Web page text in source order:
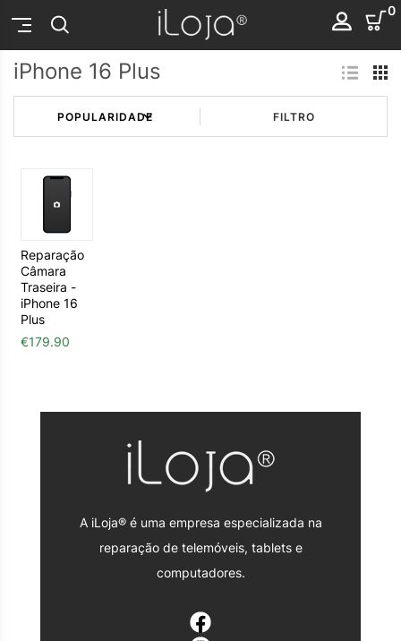
0
iPhone 16 Plus
FILTRO
Reparação
Câmara
Traseira -
iPhone 16
Plus
€179.90
A iLoja® é uma empresa especializada na
reparação de telemóveis, tablets e
computadores.